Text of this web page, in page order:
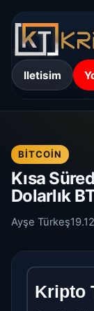
Iletisim
BITCOIN
Kısa
Dolarlık
Ayşe Türkeş